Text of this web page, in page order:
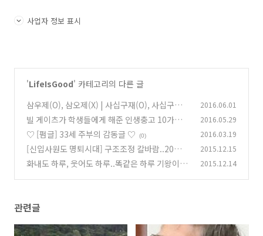
사업자 정보 표시
'LifeIsGood' 카테고리의 다른 글
삼우제(O), 삼오제(X) | 사십구재(O), 사십구제
(X) (0)
2016.06.01
빌 게이츠가 학생들에게 해준 인생충고 10가지
(찰스 시키즈 신문 기고글)
(0)
2016.05.29
♡ [펌글] 33세 주부의 감동글 ♡ (0) 2016.03.19
[신입사원도 명퇴시대] 구조조정 칼바람..20代한
테도 "나가라"
(0)
2015.12.15
화내도 하루, 웃어도 하루..똑같은 하루 기왕이
2015.12.14
관련글